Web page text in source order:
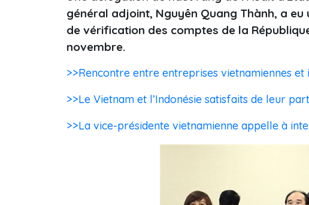
général adjoint, Nguyên Quang Thành, a
de vérification des comptes de la
novembre.
>>Rencontre entre entreprises vietnamiennes et
>>Le Vietnam et l’Indonésie satisfaits de leur
>>La vice-présidente vietnamienne appelle à